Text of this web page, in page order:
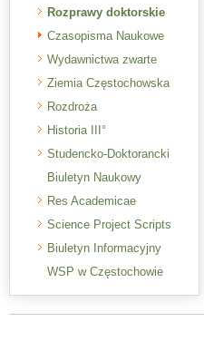
Rozprawy doktorskie
Czasopisma Naukowe
Wydawnictwa zwarte
Ziemia Częstochowska
Rozdroża
Historia III°
Studencko-Doktorancki
Biuletyn Naukowy
Res Academicae
Science Project Scripts
Biuletyn Informacyjny
WSP w Częstochowie